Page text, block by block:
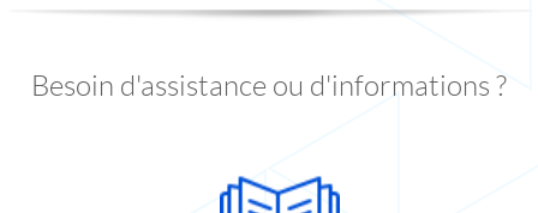
Besoin d'assistance ou d'informations ?